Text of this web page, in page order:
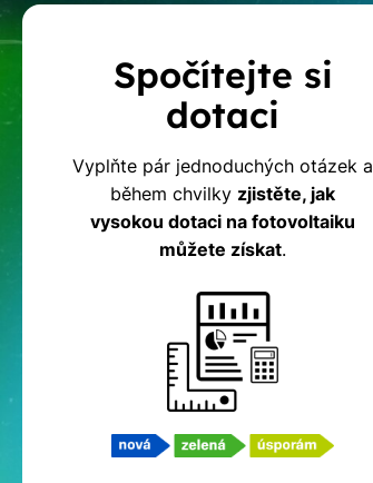
Kalkulačka
dotací
na
fotovoltaiku
Spočítejte si
dotaci
Vyplňte pár jednoduchých otázek a
během chvilky zjistěte, jak
vysokou dotaci na fotovoltaiku
můžete získat.